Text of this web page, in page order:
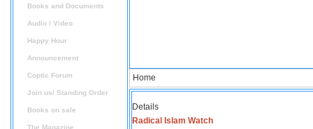
Books and Documents
Audio / Video
Happy Hour
Announcement
Coptic Forum
Join us/ Standing Order
Books on sale
The Magazine
Home
Details
Radical Islam Watch